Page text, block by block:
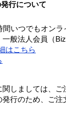
行について
いつでもオンラ
般法人会員（
はこちら
しましては、ご
行のため、ご